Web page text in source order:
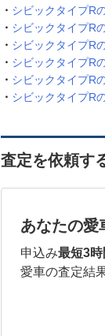
シビックタイプR
シビックタイプR
シビックタイプR
シビックタイプR
シビックタイプR
シビックタイプR
査定を依頼す
あなたの愛
申込み最短3
愛車の査定結